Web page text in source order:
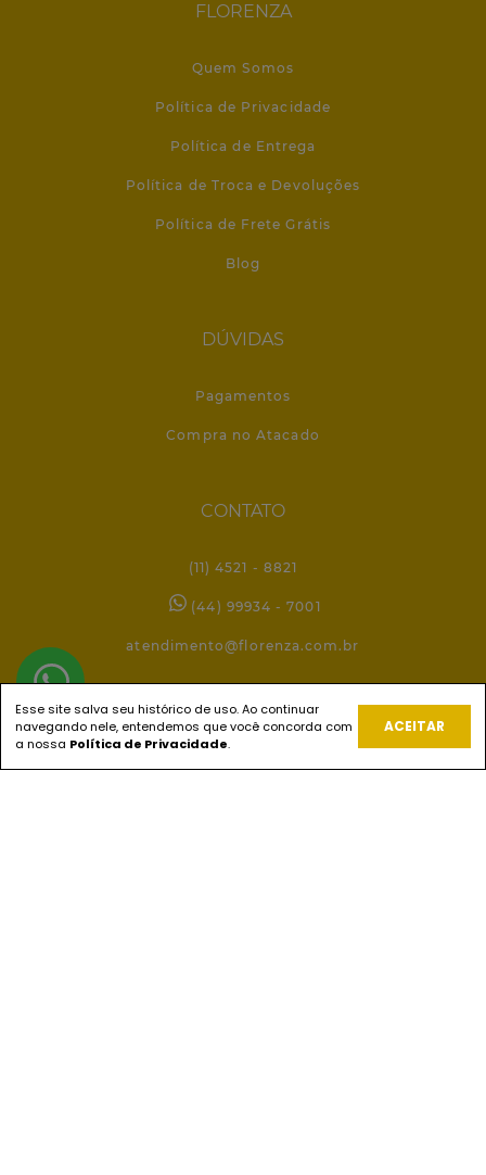
FLORENZA
Quem Somos
Política de Privacidade
Política de Entrega
Política de Troca e Devoluções
Política de Frete Grátis
Blog
DÚVIDAS
Pagamentos
Compra no Atacado
CONTATO
(11) 4521 - 8821
(44) 99934 - 7001
atendimento@florenza.com.br
REDES SOCIAIS
Esse site salva seu histórico de uso. Ao continuar
navegando nele, entendemos que você concorda com
a nossa Política de Privacidade.
ACEITAR